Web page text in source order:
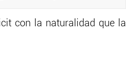
con la naturalidad que la